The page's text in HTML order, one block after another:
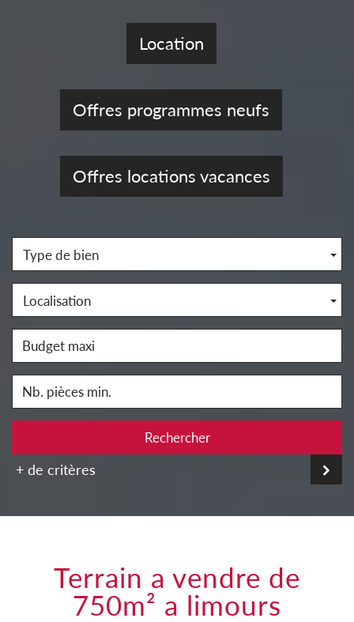
Location
Offres programmes neufs
Offres locations vacances
Type de bien
Localisation
Rechercher
+ de critères
terrain a vendre de
750m² a limours